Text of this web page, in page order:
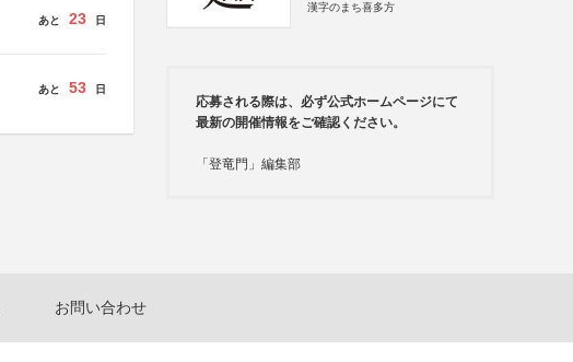
あと 23 日
あと 53 日
漢字のまち喜多方
応募される際は、必ず公式ホームページにて
最新の開催情報をご確認ください。
「登竜門」編集部
お問い合わせ